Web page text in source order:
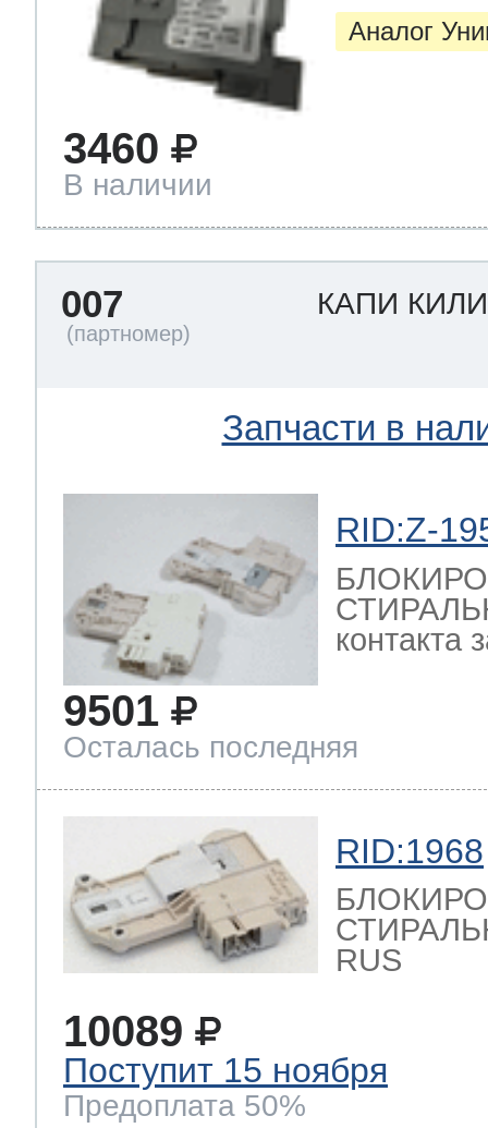
Аналог
3460
В наличии
007 КАПИ
Запчасти в
RID:Z-
контакта
9501
Осталась последняя
RID:1968
RUS
10089
Поступит 15 ноября
Предоплата 50%